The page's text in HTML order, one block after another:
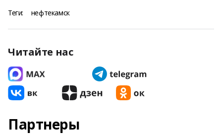
Теги: нефтекамск
Читайте нас
Партнеры